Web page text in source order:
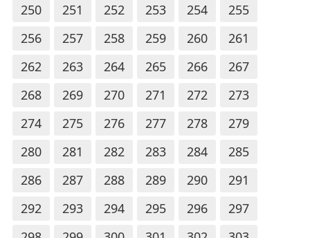
250
251 252 253 254
255
256
257 258 259 260
261
262
263 264 265 266
267
268
269 270 271 272
273
274
275 276 277 278
279
280
281 282 283 284
285
286
287 288 289 290
291
292
293 294 295 296
297